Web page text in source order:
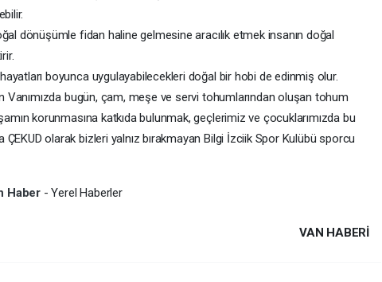
dönüşümle fidan haline gelmesine aracılık etmek insanın doğal
boyunca uygulayabilecekleri doğal bir hobi de edinmiş olur.
bugün, çam, meşe ve servi tohumlarından oluşan tohum
korunmasına katkıda bulunmak, geçlerimiz ve çocuklarımızda bu
ÇEKUD olarak bizleri yalnız bırakmayan Bilgi İzciik Spor Kulübü sporcu
Haber - Yerel Haberler
VAN HABERİ